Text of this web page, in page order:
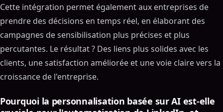
Cette intégration permet également aux entreprises de
prendre des décisions en temps réel, en élaborant des
campagnes de sensibilisation plus précises et plus
percutantes. Le résultat ? Des liens plus solides avec les
clients, une satisfaction améliorée et une voie claire vers la
croissance de l'entreprise.
Pourquoi la personnalisation basée sur AI est-elle